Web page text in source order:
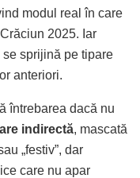
modul real în care
2025. Iar
sprijină pe tipare
anteriori.
întrebarea dacă nu
indirectă, mascată
„festiv”, dar
care nu apar